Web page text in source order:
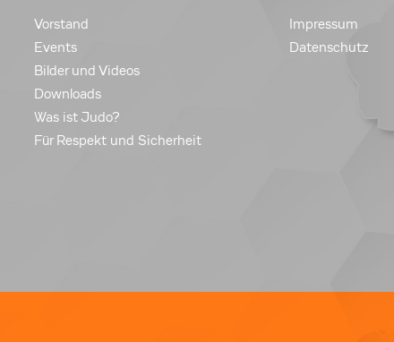
Vorstand
Events
Bilder und Videos
Downloads
Was ist Judo?
Für Respekt und Sicherheit
Impressum
Datenschutz